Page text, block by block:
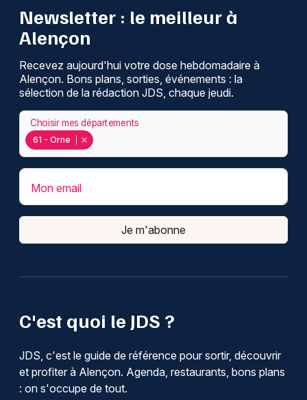
C'est quoi le JDS ?
JDS, c'est le guide de référence pour sortir, découvrir
et profiter à Alençon. Agenda, restaurants, bons plans
: on s'occupe de tout.
Newsletter : le meilleur à
Alençon
Recevez aujourd'hui votre dose hebdomadaire à
Alençon. Bons plans, sorties, événements : la
sélection de la rédaction JDS, chaque jeudi.
61 - Orne
Choisir mes départements
Mon email
Je m'abonne